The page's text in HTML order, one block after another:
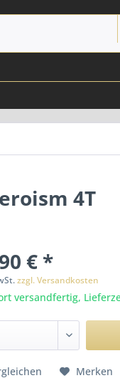
4T
€ *
zzgl. Versandkosten
versandfertig,
Merken